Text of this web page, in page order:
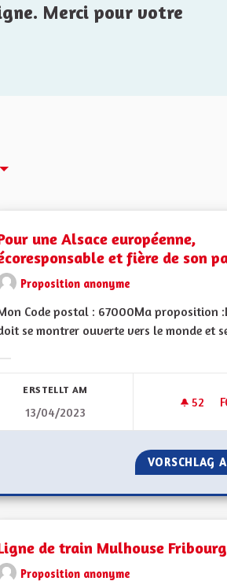
Merci pour votre
LE COVOITURAGE
DÉVELOPPER LE COVOITURAGE
une Alsace européenne,
et fière de son
Proposition anonyme
Code postal : 67000Ma proposition
se montrer ouverte vers le monde et
ERSTELLT AM
13/04/2023
52
VORSCHLAG
de train Mulhouse Fribourg
Proposition anonyme